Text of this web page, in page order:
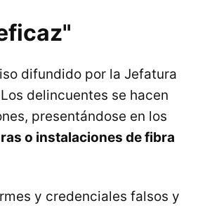
difundido por la Jefatura
delincuentes se hacen
presentándose en los
o instalaciones de fibra
y credenciales falsos y